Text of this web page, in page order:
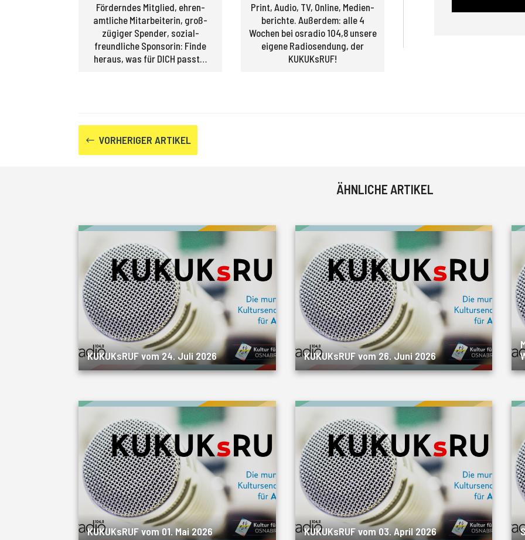
Förderndes Mitglied, ehren­
amtliche Mitarbeiterin, groß­
zügiger Spender, sozial­
freundliche Sponsorin: Finde
heraus, was für DICH passt…
Print, Audio, TV, Online, Medien­
berichte. Außerdem: alle 4
Wochen bei osradio 104,8 unsere
eigene Radio­sendung, der
KUKUKsRUF!
# VORHERIGER ARTIKEL
ÄHNLICHE ARTIKEL
KUKUKsRUF vom 24. Juli 2026 KUKUKsRUF vom 26. Juni 2026
KUKUKsRUF vom 01. Mai 2026 KUKUKsRUF vom 03. April 2026